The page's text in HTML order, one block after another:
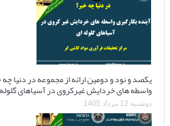
یکصد و نود و دومین ارائه از مجموعه در دنیا
واسطه های خردایش غیرکروی در آسیاهای
دوشنبه 12 مرداد 1405